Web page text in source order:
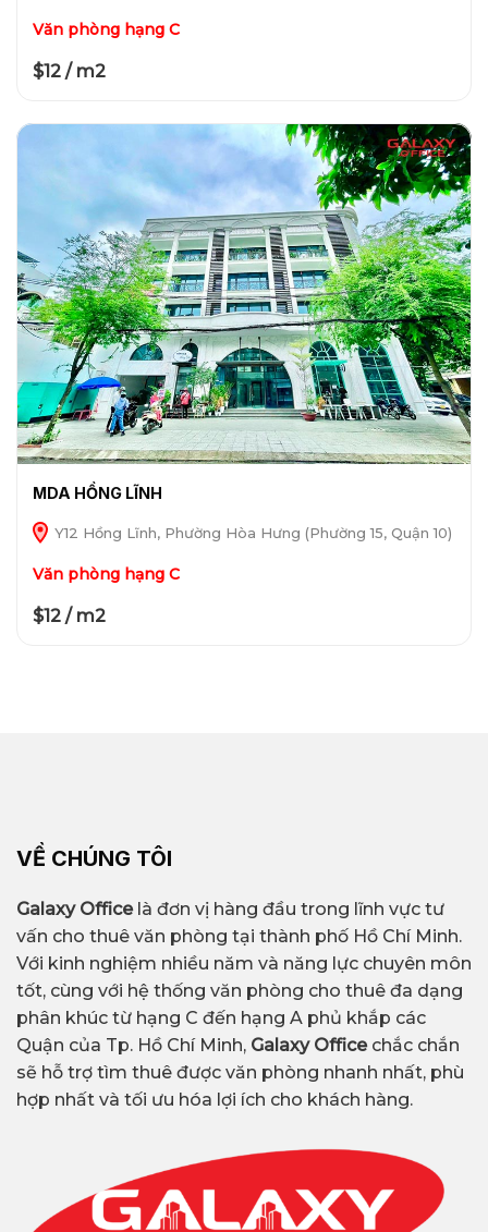
Văn phòng hạng C
$12 / m2
MDA HỒNG LĨNH
Y12 Hồng Lĩnh, Phường Hòa Hưng (Phường 15, Quận 10)
Văn phòng hạng C
$12 / m2
VỀ CHÚNG TÔI
Galaxy Officelà đơn vị hàng đầu trong lĩnh vực tư
vấn cho thuê văn phòng tại thành phố Hồ Chí Minh.
Với kinh nghiệm nhiều năm và năng lực chuyên môn
tốt, cùng với hệ thống văn phòng cho thuê đa dạng
phân khúc từ hạng C đến hạng A phủ khắp các
Quận của Tp. Hồ Chí Minh, Galaxy Office chắc chắn
sẽ hỗ trợ tìm thuê được văn phòng nhanh nhất, phù
hợp nhất và tối ưu hóa lợi ích cho khách hàng.